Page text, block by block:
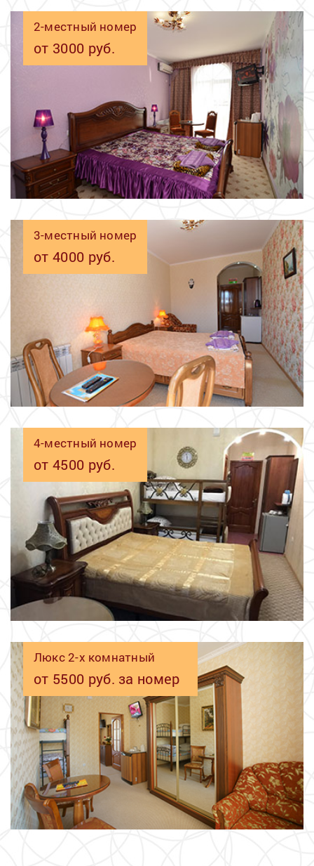
2-местный номер
от 3000 руб.
3-местный номер
от 4000 руб.
4-местный номер
от 4500 руб.
Люкс 2-х комнатный
от 5500 руб. за номер